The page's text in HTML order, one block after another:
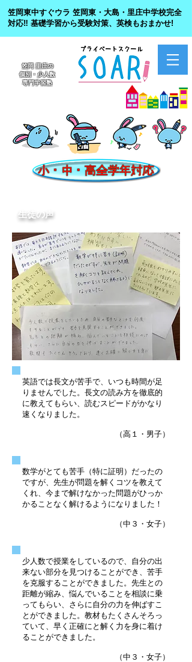
笠岡東中すぐウラ 笠岡東・大島・里庄中学校完全
対応‼︎ 基礎学習から受験対策、英検もおまかせ!
笠岡 里庄の
個別・少人数
専門学習塾
生徒の声
英語では長文が苦手で、いつも時間が足
りませんでした。長文の読み方を徹底的
に教えてもらい、読むスピードがかなり
速くなりました。
（高１・男子）
数学がとても苦手（特に証明）だったの
ですが、先生が問題を解くコツを教えて
くれ、今まで解けなかった問題がひっか
かることなく解けるようになりました！
（中３・女子）
少人数で授業をしているので、自分の出
来ない部分を見つけることができ、苦手
を克服することができました。 先生との
距離が縮み、悩んでいることを相談に乗
ってもらい、さらに自分の力を伸ばすこ
とができました。 教材もたくさんそろっ
ていて、早く正確にと解く力を身に着け
ることができました。
（中３・女子）